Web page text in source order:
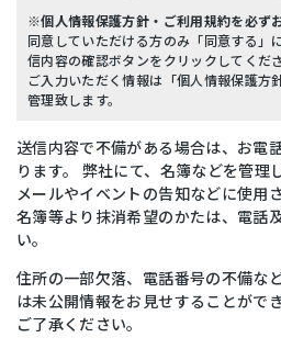
※個人情報保護方針・ご利用規約を必ず
同意していただける方のみ「同意する」
信内容の確認ボタンをクリックしてくださ
ご入力いただく情報は「個人情報保護方
管理致します。
送信内容で不備がある場合は、お電
ります。 弊社にて、名簿などを管理
メールやイベントの告知などに使用
名簿等より抹消希望のかたは、電話
い。
住所の一部欠落、電話番号の不備な
は未公開情報をお見せすることがで
ご了承ください。